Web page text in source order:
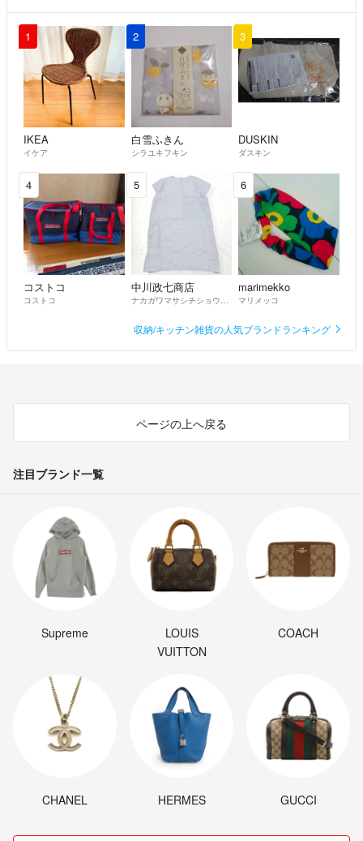
1
IKEA
イケア
2
白雪ふきん
シラユキフキン
3
DUSKIN
ダスキン
4
コストコ
コストコ
5
中川政七商店
6
marimekko
マリメッコ
収納/キッチン雑貨の人気ブランドランキング
ページの上へ戻る
注目ブランド一覧
Supreme
LOUIS
VUITTON
COACH
CHANEL HERMES GUCCI